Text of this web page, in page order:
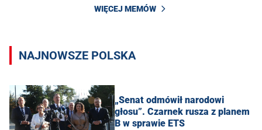
WIĘCEJ MEMÓW
NAJNOWSZE POLSKA
„Senat odmówił narodowi
głosu”. Czarnek rusza z planem
B w sprawie ETS